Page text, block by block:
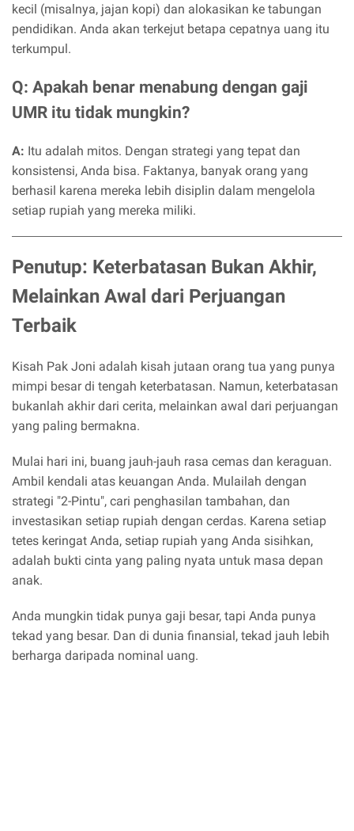
kecil (misalnya, jajan kopi) dan alokasikan ke tabungan
pendidikan. Anda akan terkejut betapa cepatnya uang itu
terkumpul.
Q: Apakah benar menabung dengan gaji
UMR itu tidak mungkin?
A: Itu adalah mitos. Dengan strategi yang tepat dan
konsistensi, Anda bisa. Faktanya, banyak orang yang
berhasil karena mereka lebih disiplin dalam mengelola
setiap rupiah yang mereka miliki.
Penutup: Keterbatasan Bukan Akhir,
Melainkan Awal dari Perjuangan
Terbaik
Kisah Pak Joni adalah kisah jutaan orang tua yang punya
mimpi besar di tengah keterbatasan. Namun, keterbatasan
bukanlah akhir dari cerita, melainkan awal dari perjuangan
yang paling bermakna.
Mulai hari ini, buang jauh-jauh rasa cemas dan keraguan.
Ambil kendali atas keuangan Anda. Mulailah dengan
strategi "2-Pintu", cari penghasilan tambahan, dan
investasikan setiap rupiah dengan cerdas. Karena setiap
tetes keringat Anda, setiap rupiah yang Anda sisihkan,
adalah bukti cinta yang paling nyata untuk masa depan
anak.
Anda mungkin tidak punya gaji besar, tapi Anda punya
tekad yang besar. Dan di dunia finansial, tekad jauh lebih
berharga daripada nominal uang.